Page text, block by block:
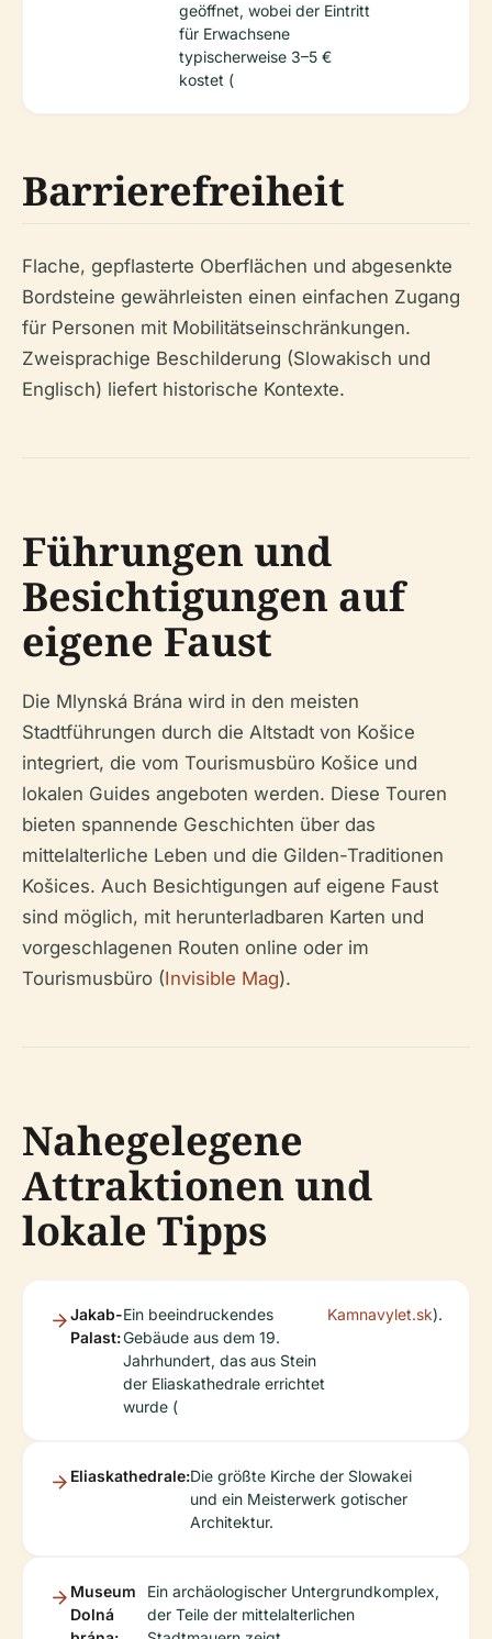
geöffnet, wobei der Eintritt
für Erwachsene
typischerweise 3–5 €
kostet (
Barrierefreiheit
Flache, gepflasterte Oberflächen und abgesenkte
Bordsteine gewährleisten einen einfachen Zugang
für Personen mit Mobilitätseinschränkungen.
Zweisprachige Beschilderung (Slowakisch und
Englisch) liefert historische Kontexte.
Führungen und
Besichtigungen auf
eigene Faust
Die Mlynská Brána wird in den meisten
Stadtführungen durch die Altstadt von Košice
integriert, die vom Tourismusbüro Košice und
lokalen Guides angeboten werden. Diese Touren
bieten spannende Geschichten über das
mittelalterliche Leben und die Gilden-Traditionen
Košices. Auch Besichtigungen auf eigene Faust
sind möglich, mit herunterladbaren Karten und
vorgeschlagenen Routen online oder im
Tourismusbüro (Invisible Mag).
Nahegelegene
Attraktionen und
lokale Tipps
Jakab-
Palast:
Ein beeindruckendes
Gebäude aus dem 19.
Jahrhundert, das aus Stein
der Eliaskathedrale errichtet
wurde (
Kamnavylet.sk).
Eliaskathedrale:Die größte Kirche der Slowakei
und ein Meisterwerk gotischer
Architektur.
Museum
Dolná
Ein archäologischer Untergrundkomplex,
der Teile der mittelalterlichen